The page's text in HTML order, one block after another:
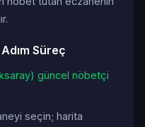
Süreç
güncel nöbetçi
seçin; harita